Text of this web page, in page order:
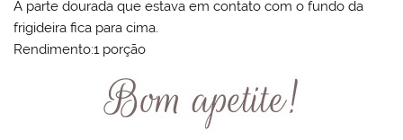
A parte dourada que estava em contato com o fundo da
frigideira fica para cima.
Rendimento:1 porção